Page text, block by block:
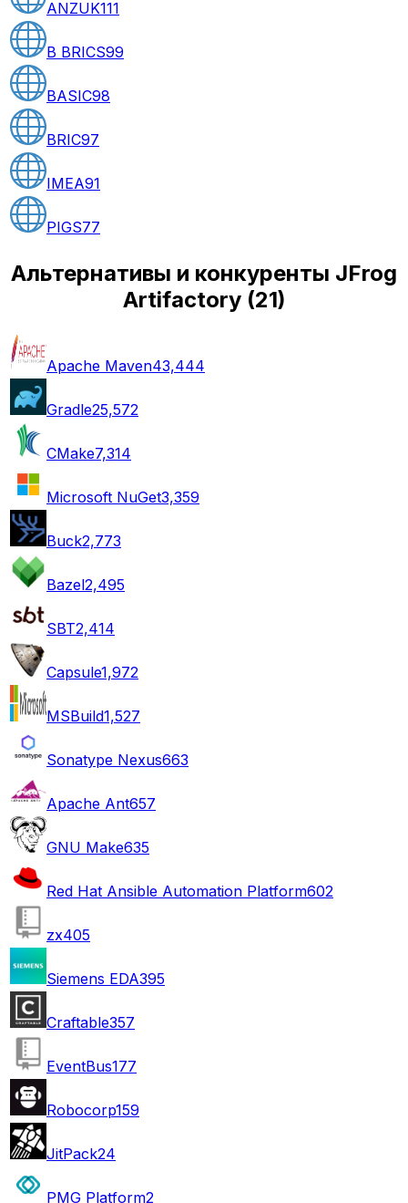
ANZUK111
B BRICS99
BASIC98
BRIC97
IMEA91
PIGS77
Альтернативы и конкуренты JFrog
Artifactory(21)
Apache Maven43,444
Gradle25,572
CMake7,314
Microsoft NuGet3,359
Buck2,773
Bazel2,495
SBT2,414
Capsule1,972
MSBuild1,527
Sonatype Nexus663
Apache Ant657
GNU Make635
Red Hat Ansible Automation Platform602
zx405
Siemens EDA395
Craftable357
EventBus177
Robocorp159
JitPack24
PMG Platform2